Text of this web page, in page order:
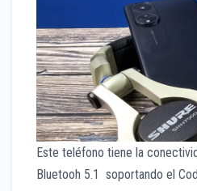
Este teléfono tiene la
Bluetooh 5.1 soportando el